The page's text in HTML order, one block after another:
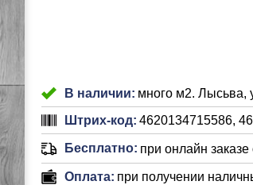
В наличии: много м2. Лысьва,
Штрих-код: 4620134715586,
Бесплатно: при онлайн
Оплата: при получении